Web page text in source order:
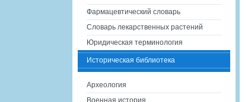
Фармацевтический словарь
Словарь лекарственных растений
Юридическая терминология
Историческая библиотека
Археология
Военная история